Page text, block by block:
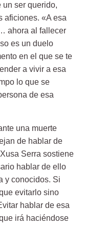
ser querido,
aficiones. «A esa
ahora al fallecer
es un duelo
en el que se te
a vivir a esa
lo que se
de esa
una muerte
de hablar de
Serra sostiene
hablar de ello
y conocidos. Si
evitarlo sino
hablar de esa
irá haciéndose